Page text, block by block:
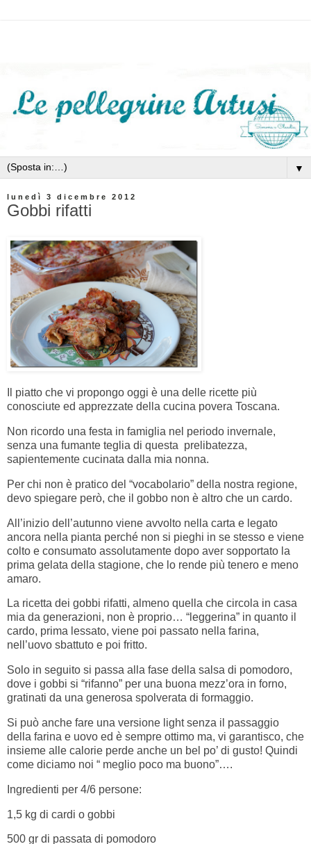
▼
lunedì 3 dicembre 2012
Gobbi rifatti
Il piatto che vi propongo oggi è una delle ricette più
conosciute ed apprezzate della cucina povera Toscana.
Non ricordo una festa in famiglia nel periodo invernale,
senza una fumante teglia di questa prelibatezza,
sapientemente cucinata dalla mia nonna.
Per chi non è pratico del “vocabolario” della nostra regione,
devo spiegare però, che il gobbo non è altro che un cardo.
All’inizio dell’autunno viene avvolto nella carta e legato
ancora nella pianta perché non si pieghi in se stesso e viene
colto e consumato assolutamente dopo aver sopportato la
prima gelata della stagione, che lo rende più tenero e meno
amaro.
La ricetta dei gobbi rifatti, almeno quella che circola in casa
mia da generazioni, non è proprio… “leggerina” in quanto il
cardo, prima lessato, viene poi passato nella farina,
nell’uovo sbattuto e poi fritto.
Solo in seguito si passa alla fase della salsa di pomodoro,
dove i gobbi si “rifanno” per una buona mezz’ora in forno,
gratinati da una generosa spolverata di formaggio.
Si può anche fare una versione light senza il passaggio
della farina e uovo ed è sempre ottimo ma, vi garantisco, che
insieme alle calorie perde anche un bel po’ di gusto! Quindi
come diciamo noi “ meglio poco ma buono”….
Ingredienti per 4/6 persone:
1,5 kg di cardi o gobbi
500 gr di passata di pomodoro